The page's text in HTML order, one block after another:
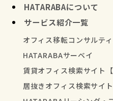
HATARABAについて
サービス紹介一覧
オフィス移転コンサルテ
HATARABAサーベイ
賃貸オフィス検索サイト
居抜きオフィス検索サイ